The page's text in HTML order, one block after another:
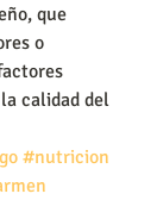
que
o
calidad del
#nutricion